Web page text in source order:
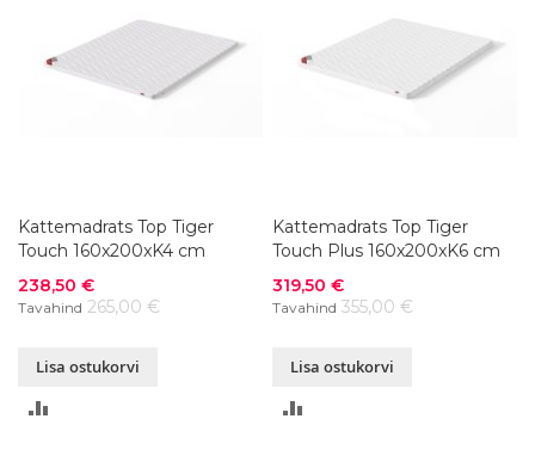
Kattemadrats Top Tiger
Touch 160x200xK4 cm
Soodushind
238,50 €
Tavahind 265,00 €
Lisa ostukorvi
Kattemadrats Top Tiger
Touch Plus 160x200xK6 cm
Soodushind
319,50 €
Tavahind 355,00 €
Lisa ostukorvi